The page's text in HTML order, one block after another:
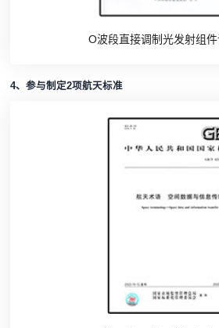
O波段直接调制光发射组
4、参与制定2项航天标准